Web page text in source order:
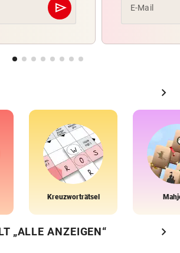
send
Abschicken E-Mail
chevron_right
Kreuzworträtsel
„ALLE ANZEIGEN“ chevron_right